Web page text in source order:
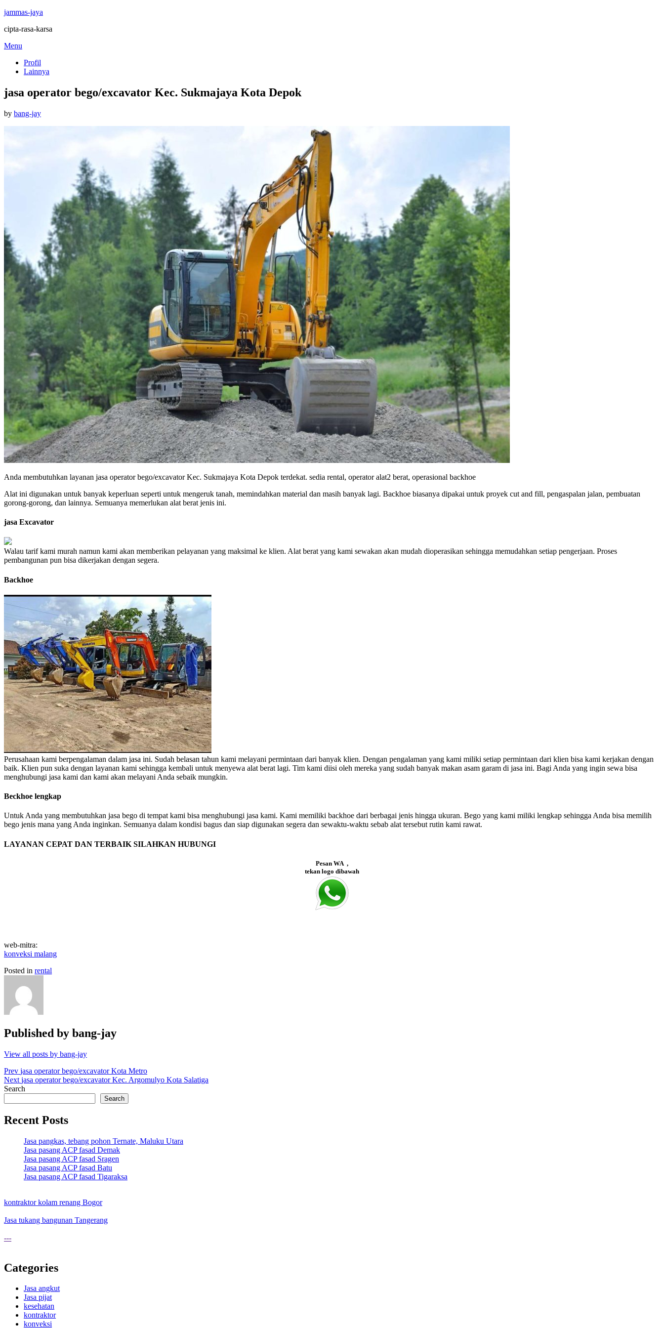
jammas-jaya
cipta-rasa-karsa
Skip
content
Menu
Profil
Lainnya
jasa operator bego/excavator Kec. Sukmajaya Kota Depok
by bang-jayPosted
Anda membutuhkan layanan jasa operator bego/excavator Kec. Sukmajaya Kota Depok terdekat. sedia rental, operator alat2 berat, operasional backhoe
Alat ini digunakan untuk banyak keperluan seperti untuk mengeruk tanah, memindahkan material dan masih banyak lagi. Backhoe biasanya dipakai untuk proyek cut and fill, pengaspalan jalan, pembuatan
gorong-gorong, dan lainnya. Semuanya memerlukan alat berat jenis ini.
jasa Excavator
Walau tarif kami murah namun kami akan memberikan pelayanan yang maksimal ke klien. Alat berat yang kami sewakan akan mudah dioperasikan sehingga memudahkan setiap pengerjaan. Proses
pembangunan pun bisa dikerjakan dengan segera.
Backhoe
Perusahaan kami berpengalaman dalam jasa ini. Sudah belasan tahun kami melayani permintaan dari banyak klien. Dengan pengalaman yang kami miliki setiap permintaan dari klien bisa kami kerjakan dengan
baik. Klien pun suka dengan layanan kami sehingga kembali untuk menyewa alat berat lagi. Tim kami diisi oleh mereka yang sudah banyak makan asam garam di jasa ini. Bagi Anda yang ingin sewa bisa
menghubungi jasa kami dan kami akan melayani Anda sebaik mungkin.
Beckhoe lengkap
Untuk Anda yang membutuhkan jasa bego di tempat kami bisa menghubungi jasa kami. Kami memiliki backhoe dari berbagai jenis hingga ukuran. Bego yang kami miliki lengkap sehingga Anda bisa memilih
bego jenis mana yang Anda inginkan. Semuanya dalam kondisi bagus dan siap digunakan segera dan sewaktu-waktu sebab alat tersebut rutin kami rawat.
LAYANAN CEPAT DAN TERBAIK SILAHKAN HUBUNGI
Pesan WA ,
tekan logo dibawah
web-mitra:
konveksi malang
Posted in rental
Published by bang-jay
View all posts by bang-jay
Post
navigation
Prev jasa operator bego/excavator Kota Metro
Next jasa operator bego/excavator Kec. Argomulyo Kota Salatiga
Search
Search
Recent Posts
Jasa pangkas, tebang pohon Ternate, Maluku Utara
Jasa pasang ACP fasad Demak
Jasa pasang ACP fasad Sragen
Jasa pasang ACP fasad Batu
Jasa pasang ACP fasad Tigaraksa
kontraktor kolam renang Bogor
Jasa tukang bangunan Tangerang
---
Categories
Jasa angkut
Jasa pijat
kesehatan
kontraktor
konveksi